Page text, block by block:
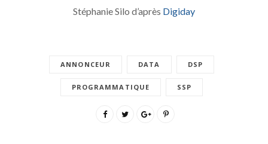
Stéphanie Silo d’après Digiday
ANNONCEUR DATA DSP
PROGRAMMATIQUE SSP